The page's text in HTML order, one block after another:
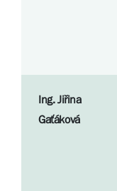
Ing. Jiřina
Gaťáková